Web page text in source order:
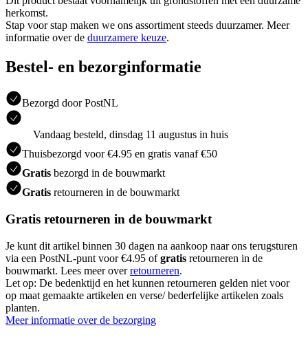
herkomst.
Stap voor stap maken we ons assortiment steeds duurzamer. Meer
informatie over de duurzamere keuze.
Bestel- en bezorginformatie
Bezorgd door PostNL
Vandaag besteld, dinsdag 11 augustus in huis
Thuisbezorgd voor €4.95 en gratis vanaf €50
Gratis bezorgd in de bouwmarkt
Gratis retourneren in de bouwmarkt
Gratis retourneren in de bouwmarkt
Je kunt dit artikel binnen 30 dagen na aankoop naar ons terugsturen
via een PostNL-punt voor €4.95 ofgratis retourneren in de
bouwmarkt. Lees meer overretourneren.
Let op: De bedenktijd en het kunnen retourneren gelden niet voor
op maat gemaakte artikelen en verse/ bederfelijke artikelen zoals
planten.
Meer informatie over de bezorging